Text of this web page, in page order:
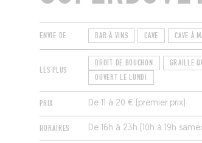
ENVIE DE BAR À VINS CAVE CAVE À
LES PLUS
DROIT DE BOUCHON GRAILLE
OUVERT LE LUNDI
PRIX De 11 à 20 € (premier prix)
HORAIRES De 16h à 23h (10h à 19h